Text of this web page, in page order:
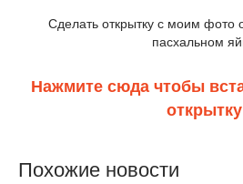
Сделать открытку с моим фото
пасхальном
Нажмите сюда чтобы
открытку
Похожие новости